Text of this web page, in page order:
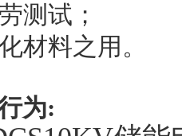
测试；
材料之用。
为: